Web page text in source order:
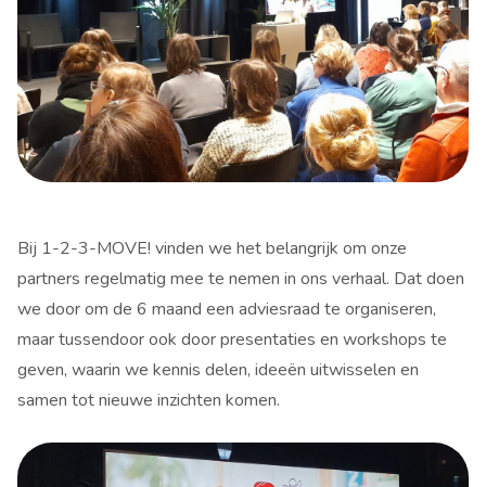
Bij 1-2-3-MOVE! vinden we het belangrijk om onze
partners regelmatig mee te nemen in ons verhaal. Dat doen
we door om de 6 maand een adviesraad te organiseren,
maar tussendoor ook door presentaties en workshops te
geven, waarin we kennis delen, ideeën uitwisselen en
samen tot nieuwe inzichten komen.